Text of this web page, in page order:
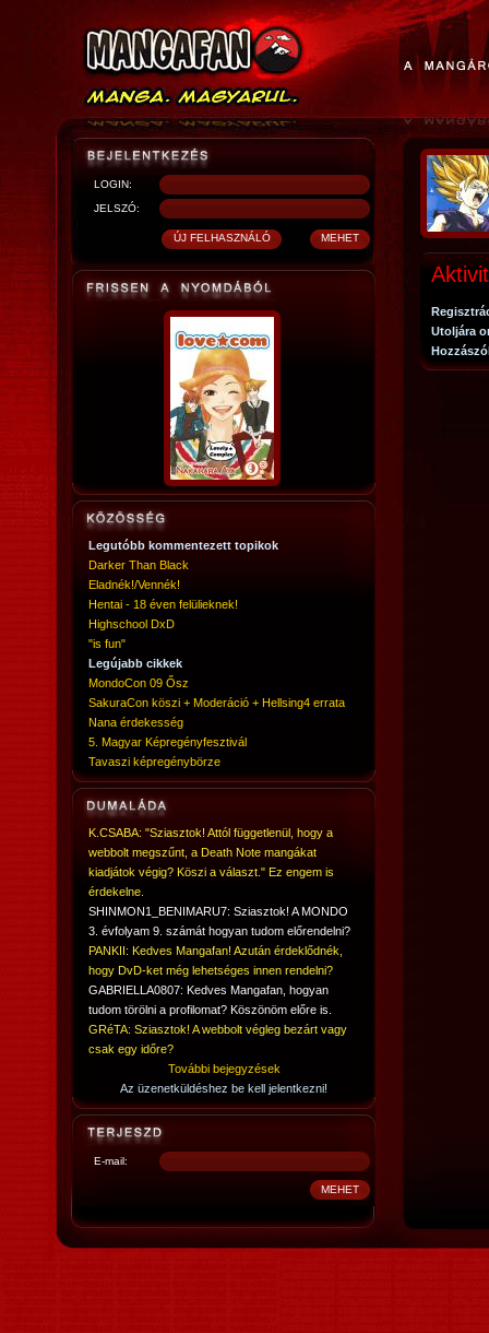
LOGIN:
JELSZÓ:
Legutóbb kommentezett topikok
Darker Than Black
Eladnék!/Vennék!
Hentai - 18 éven felülieknek!
Highschool DxD
"is fun"
Legújabb cikkek
MondoCon 09 Ősz
SakuraCon köszi + Moderáció + Hellsing4 errata
Nana érdekesség
5. Magyar Képregényfesztivál
Tavaszi képregénybörze
K.CSABA: "Sziasztok! Attól függetlenül, hogy a
webbolt megszűnt, a Death Note mangákat
kiadjátok végig? Köszi a választ." Ez engem is
érdekelne.
SHINMON1_BENIMARU7: Sziasztok! A MONDO
3. évfolyam 9. számát hogyan tudom előrendelni?
PANKII: Kedves Mangafan! Azután érdeklődnék,
hogy DvD-ket még lehetséges innen rendelni?
GABRIELLA0807: Kedves Mangafan, hogyan
tudom törölni a profilomat? Köszönöm előre is.
GRéTA: Sziasztok! A webbolt végleg bezárt vagy
csak egy időre?
További bejegyzések
Az üzenetküldéshez be kell jelentkezni!
E-mail:
Utoljára